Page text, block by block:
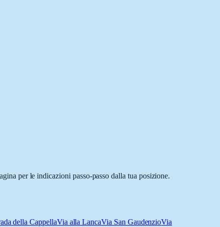
per le indicazioni passo-passo dalla tua posizione.
della CappellaVia alla LancaVia San GaudenzioVia